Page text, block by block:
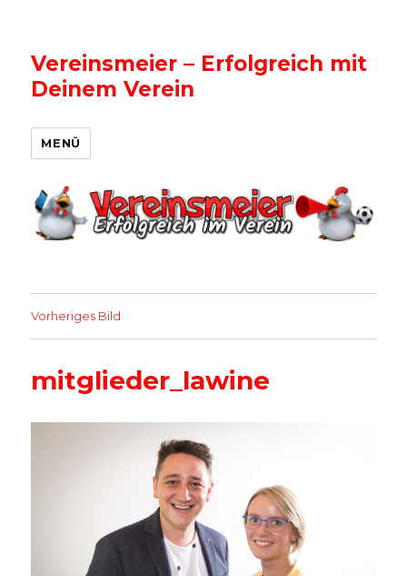
Vereinsmeier – Erfolgreich mit
Deinem Verein
MENÜ
Vorheriges Bild
mitglieder_lawine